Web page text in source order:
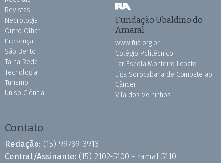
Revistas
Necrologia
Outro Olhar
Presença
São Bento
Tá na Rede
Tecnologia
Turismo
Uniso Ciência
Fundação Ubaldino do
Amaral
www.fua.org.br
Colégio Politécnico
Lar Escola Monteiro Lobato
Liga Sorocabana de Combate ao
Câncer
Vila dos Velhinhos
Contato
Redação: (15) 99789-3913
Central/Assinante: (15) 2102-5100 - ramal 5110